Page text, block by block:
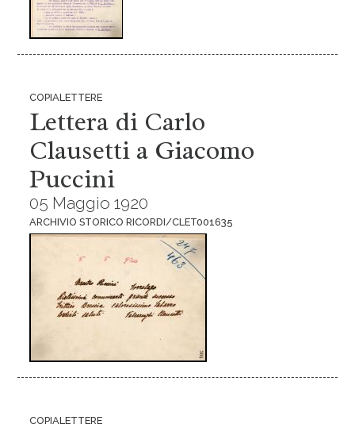
COPIALETTERE
Lettera di Carlo
Clausetti a Giacomo
Puccini
05 Maggio 1920
ARCHIVIO STORICO RICORDI/CLET001635
COPIALETTERE